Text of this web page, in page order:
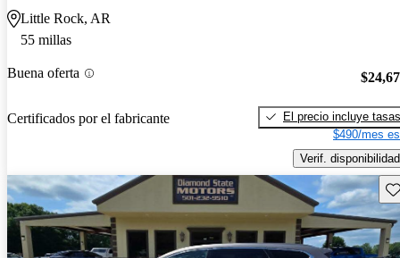
Little Rock, AR
55 millas
Buena oferta
Certificados por el fabricante
El precio incluye tasas
$490/mes
Verif. disponibilidad